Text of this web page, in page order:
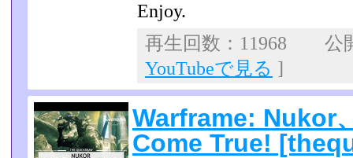
Enjoy.
再生回数：11968 公
YouTubeで見る ]
Warframe: Nukor
Come True!